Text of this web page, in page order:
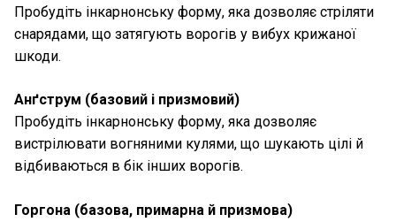
Пробудіть інкарнонську форму, яка дозволяє стріляти
снарядами, що затягують ворогів у вибух крижаної
шкоди.
Анґструм (базовий і призмовий)
Пробудіть інкарнонську форму, яка дозволяє
вистрілювати вогняними кулями, що шукають цілі й
відбиваються в бік інших ворогів.
Горгона (базова, примарна й призмова)